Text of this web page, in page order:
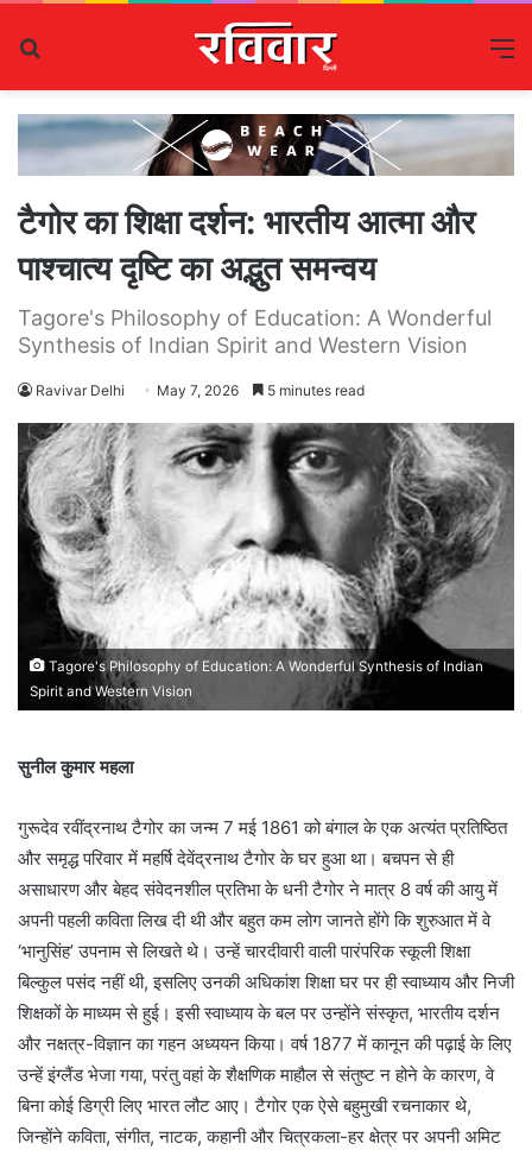
टैगोर का शिक्षा दर्शन: भारतीय आत्मा और
पाश्चात्य दृष्टि का अद्भुत समन्वय
Tagore's Philosophy of Education: A Wonderful
Synthesis of Indian Spirit and Western Vision
Ravivar Delhi May 7, 2026 5 minutes read
Tagore's Philosophy of Education: A Wonderful Synthesis of Indian
Spirit and Western Vision
सुनील कुमार महला
गुरूदेव रवींद्रनाथ टैगोर का जन्म 7 मई 1861 को बंगाल के एक अत्यंत प्रतिष्ठित
और समृद्ध परिवार में महर्षि देवेंद्रनाथ टैगोर के घर हुआ था। बचपन से ही
असाधारण और बेहद संवेदनशील प्रतिभा के धनी टैगोर ने मात्र 8 वर्ष की आयु में
अपनी पहली कविता लिख दी थी और बहुत कम लोग जानते होंगे कि शुरुआत में वे
‘भानुसिंह’ उपनाम से लिखते थे। उन्हें चारदीवारी वाली पारंपरिक स्कूली शिक्षा
बिल्कुल पसंद नहीं थी, इसलिए उनकी अधिकांश शिक्षा घर पर ही स्वाध्याय और निजी
शिक्षकों के माध्यम से हुई। इसी स्वाध्याय के बल पर उन्होंने संस्कृत, भारतीय दर्शन
और नक्षत्र-विज्ञान का गहन अध्ययन किया। वर्ष 1877 में कानून की पढ़ाई के लिए
उन्हें इंग्लैंड भेजा गया, परंतु वहां के शैक्षणिक माहौल से संतुष्ट न होने के कारण, वे
बिना कोई डिग्री लिए भारत लौट आए। टैगोर एक ऐसे बहुमुखी रचनाकार थे,
जिन्होंने कविता, संगीत, नाटक, कहानी और चित्रकला-हर क्षेत्र पर अपनी अमिट